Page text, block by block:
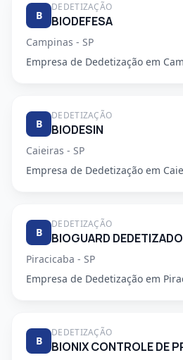
B
DEDETIZAÇÃO
BIODEFESA
Campinas - SP
Empresa de Dedetização em
B
DEDETIZAÇÃO
BIODESIN
Caieiras - SP
Empresa de Dedetização em
B
DEDETIZAÇÃO
Piracicaba - SP
Empresa de Dedetização em
B
DEDETIZAÇÃO
BIONIX CONTROLE DE